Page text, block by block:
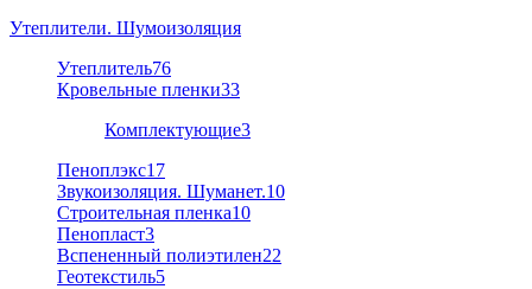
Утеплители. Шумоизоляция
Утеплитель76
Кровельные пленки33
Комплектующие3
Пеноплэкс17
Звукоизоляция. Шуманет.10
Строительная пленка10
Пенопласт3
Вспененный полиэтилен22
Геотекстиль5